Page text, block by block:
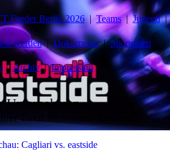
Feeder Berlin 2026 Teams Jugend
werden Dokumente Sponsoren
Archiv Impressum
Unternehmen
Ihren Webseiten-Titel ein.
Cagliari vs. eastside